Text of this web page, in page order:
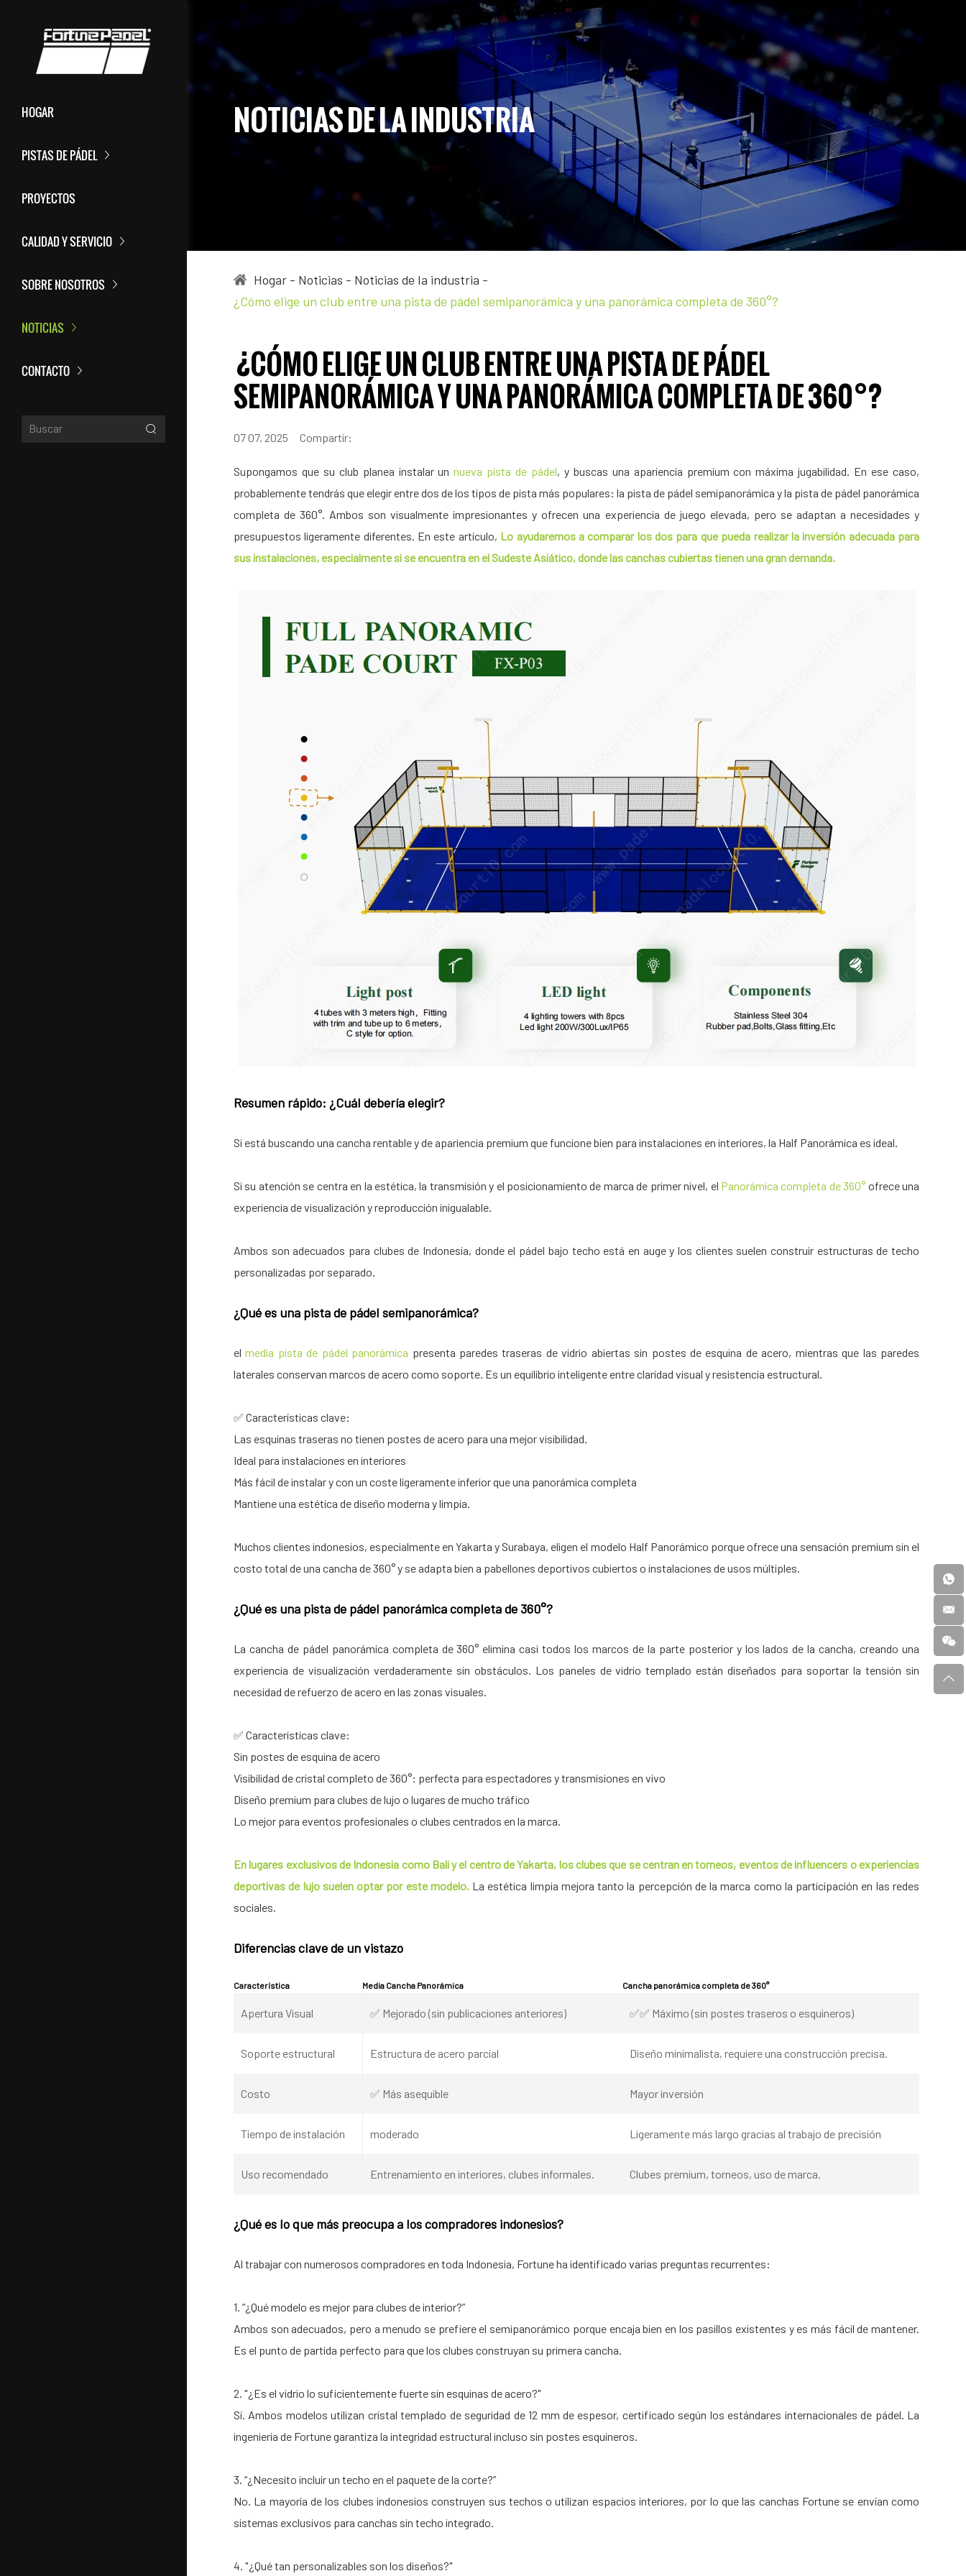
HOGAR
PISTAS DE PÁDEL
PROYECTOS
CALIDAD Y SERVICIO
SOBRE NOSOTROS
NOTICIAS
CONTACTO
NOTICIAS DE LA INDUSTRIA
Hogar - Noticias - Noticias de la industria -
¿Cómo elige un club entre una pista de pádel semipanorámica y una panorámica completa de 360°?
¿CÓMO ELIGE UN CLUB ENTRE UNA PISTA DE PÁDEL
SEMIPANORÁMICA Y UNA PANORÁMICA COMPLETA DE 360°?
07 07, 2025 Compartir:
Supongamos que su club planea instalar unnueva pista de pádel, y buscas una apariencia premium con máxima jugabilidad. En ese caso,
probablemente tendrás que elegir entre dos de los tipos de pista más populares: la pista de pádel semipanorámica y la pista de pádel panorámica
completa de 360°. Ambos son visualmente impresionantes y ofrecen una experiencia de juego elevada, pero se adaptan a necesidades y
presupuestos ligeramente diferentes. En este artículo, Lo ayudaremos a comparar los dos para que pueda realizar la inversión adecuada para
sus instalaciones, especialmente si se encuentra en el Sudeste Asiático, donde las canchas cubiertas tienen una gran demanda.
Resumen rápido: ¿Cuál debería elegir?
Si está buscando una cancha rentable y de apariencia premium que funcione bien para instalaciones en interiores, la Half Panorámica es ideal.
Si su atención se centra en la estética, la transmisión y el posicionamiento de marca de primer nivel, el Panorámica completa de 360° ofrece una
experiencia de visualización y reproducción inigualable.
Ambos son adecuados para clubes de Indonesia, donde el pádel bajo techo está en auge y los clientes suelen construir estructuras de techo
personalizadas por separado.
¿Qué es una pista de pádel semipanorámica?
elmedia pista de pádel panorámica presenta paredes traseras de vidrio abiertas sin postes de esquina de acero, mientras que las paredes
laterales conservan marcos de acero como soporte. Es un equilibrio inteligente entre claridad visual y resistencia estructural.
✅ Características clave:
Las esquinas traseras no tienen postes de acero para una mejor visibilidad.
Ideal para instalaciones en interiores
Más fácil de instalar y con un coste ligeramente inferior que una panorámica completa
Mantiene una estética de diseño moderna y limpia.
Muchos clientes indonesios, especialmente en Yakarta y Surabaya, eligen el modelo Half Panorámico porque ofrece una sensación premium sin el
costo total de una cancha de 360° y se adapta bien a pabellones deportivos cubiertos o instalaciones de usos múltiples.
¿Qué es una pista de pádel panorámica completa de 360°?
La cancha de pádel panorámica completa de 360° elimina casi todos los marcos de la parte posterior y los lados de la cancha, creando una
experiencia de visualización verdaderamente sin obstáculos. Los paneles de vidrio templado están diseñados para soportar la tensión sin
necesidad de refuerzo de acero en las zonas visuales.
✅ Características clave:
Sin postes de esquina de acero
Visibilidad de cristal completo de 360°: perfecta para espectadores y transmisiones en vivo
Diseño premium para clubes de lujo o lugares de mucho tráfico
Lo mejor para eventos profesionales o clubes centrados en la marca.
En lugares exclusivos de Indonesia como Bali y el centro de Yakarta, los clubes que se centran en torneos, eventos de influencers o experiencias
deportivas de lujo suelen optar por este modelo.La estética limpia mejora tanto la percepción de la marca como la participación en las redes
sociales.
Diferencias clave de un vistazo
Característica Media Cancha Panorámica Cancha panorámica completa de 360°
Apertura Visual ✅ Mejorado (sin publicaciones anteriores) ✅✅ Máximo (sin postes traseros o esquineros)
Soporte estructural Estructura de acero parcial Diseño minimalista, requiere una construcción precisa.
Costo ✅ Más asequible Mayor inversión
Tiempo de instalación moderado Ligeramente más largo gracias al trabajo de precisión
Uso recomendado Entrenamiento en interiores, clubes informales. Clubes premium, torneos, uso de marca.
¿Qué es lo que más preocupa a los compradores indonesios?
Al trabajar con numerosos compradores en toda Indonesia, Fortune ha identificado varias preguntas recurrentes:
1. “¿Qué modelo es mejor para clubes de interior?”
Ambos son adecuados, pero a menudo se prefiere el semipanorámico porque encaja bien en los pasillos existentes y es más fácil de mantener.
Es el punto de partida perfecto para que los clubes construyan su primera cancha.
2. "¿Es el vidrio lo suficientemente fuerte sin esquinas de acero?"
Sí. Ambos modelos utilizan cristal templado de seguridad de 12 mm de espesor, certificado según los estándares internacionales de pádel. La
ingeniería de Fortune garantiza la integridad estructural incluso sin postes esquineros.
3. “¿Necesito incluir un techo en el paquete de la corte?”
No. La mayoría de los clubes indonesios construyen sus techos o utilizan espacios interiores, por lo que las canchas Fortune se envían como
sistemas exclusivos para canchas sin techo integrado.
4. "¿Qué tan personalizables son los diseños?"